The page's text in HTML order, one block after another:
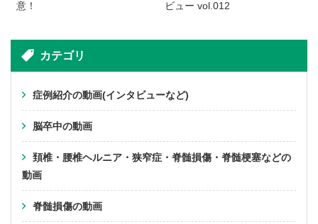
意！
ビュー vol.012
カテゴリ
症例紹介の動画(インタビューなど)
脳卒中の動画
頚椎・腰椎ヘルニア・狭窄症・脊髄損傷・脊髄梗塞などの
動画
脊髄損傷の動画